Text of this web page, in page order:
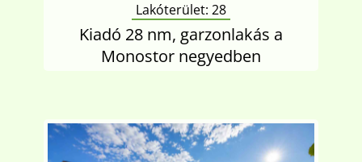
Lakóterület: 28
Kiadó 28 nm, garzonlakás a
Monostor negyedben